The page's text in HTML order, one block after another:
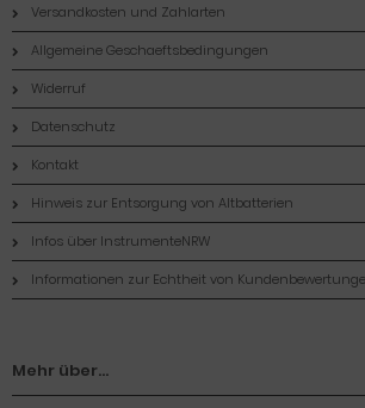
Versandkosten und Zahlarten
Allgemeine Geschaeftsbedingungen
Widerruf
Datenschutz
Kontakt
Hinweis zur Entsorgung von Altbatterien
Infos über InstrumenteNRW
Informationen zur Echtheit von
Mehr über...